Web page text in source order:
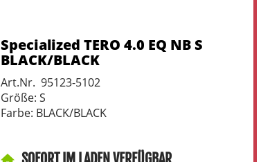
Specialized TERO 4.0 EQ NB S
BLACK/BLACK
Art.Nr. 95123-5102
Größe: S
Farbe: BLACK/BLACK